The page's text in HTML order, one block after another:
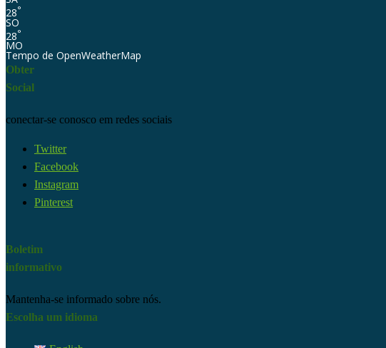
28°
SO
28°
MO
Tempo de OpenWeatherMap
Obter
Social
conectar-se conosco em redes sociais
Twitter
Facebook
Instagram
Pinterest
Boletim
informativo
Mantenha-se informado sobre nós.
Escolha um idioma